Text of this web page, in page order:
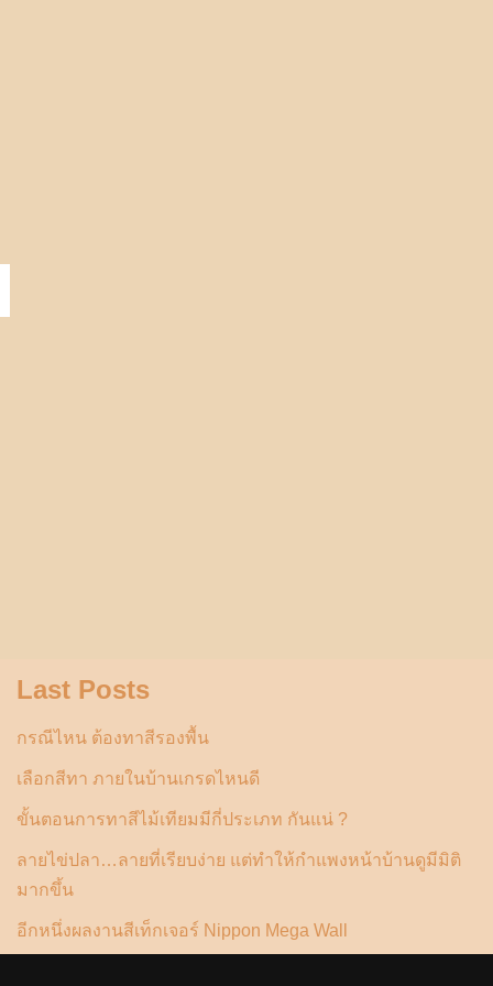
Last Posts
กรณีไหน ต้องทาสีรองพื้น
เลือกสีทา ภายในบ้านเกรดไหนดี
ขั้นตอนการทาสีไม้เทียมมีกี่ประเภท กันแน่ ?
ลายไข่ปลา…ลายที่เรียบง่าย แต่ทำให้กำแพงหน้าบ้านดูมีมิติ
มากขึ้น
อีกหนึ่งผลงานสีเท็กเจอร์ Nippon Mega Wall